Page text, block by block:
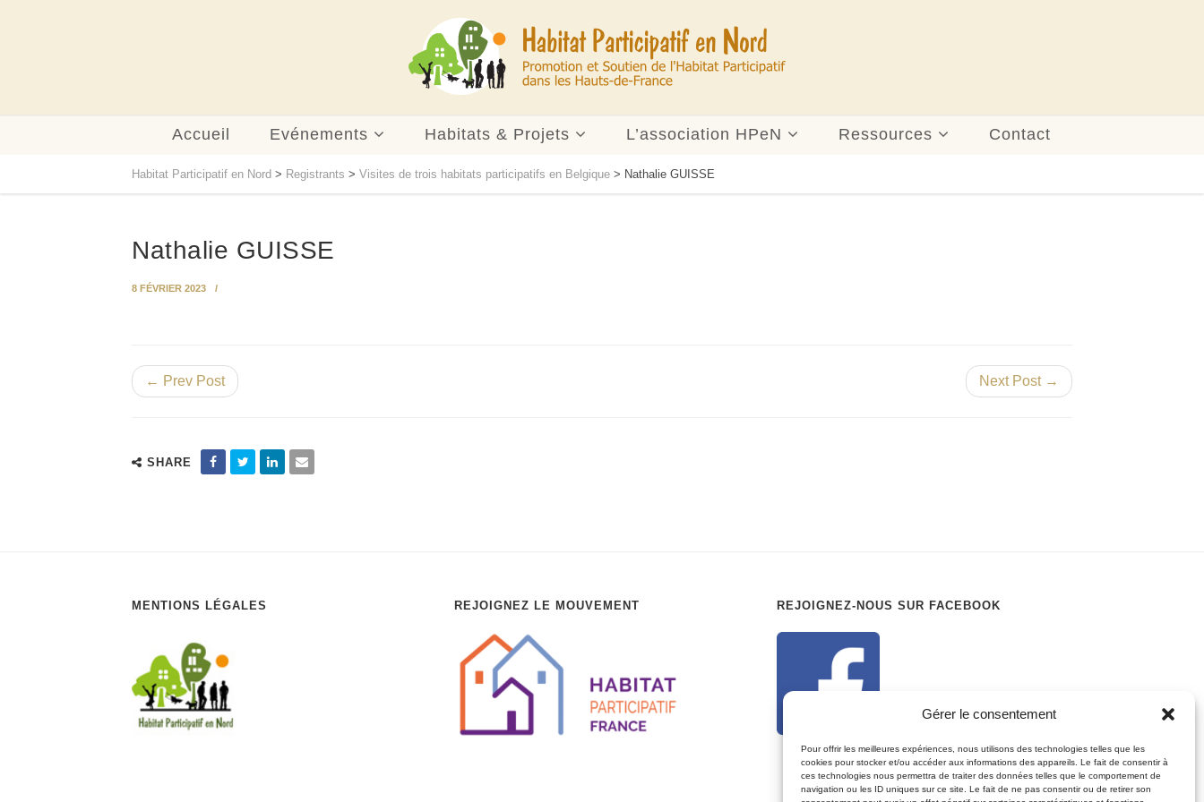
Gérer le consentement
Pour offrir les meilleures expériences, nous utilisons des technologies telles que les
cookies pour stocker et/ou accéder aux informations des appareils. Le fait de consentir à
ces technologies nous permettra de traiter des données telles que le comportement de
navigation ou les ID uniques sur ce site. Le fait de ne pas consentir ou de retirer son
Accueil Evénements Habitats & Projets L’association HPeN Ressources Contact
Habitat Participatif en Nord > Registrants > Visites de trois habitats participatifs en Belgique > Nathalie GUISSE
Nathalie GUISSE
8 FÉVRIER 2023
← Prev Post Next Post →
SHARE
MENTIONS LÉGALES REJOIGNEZ LE MOUVEMENT REJOIGNEZ-NOUS SUR FACEBOOK